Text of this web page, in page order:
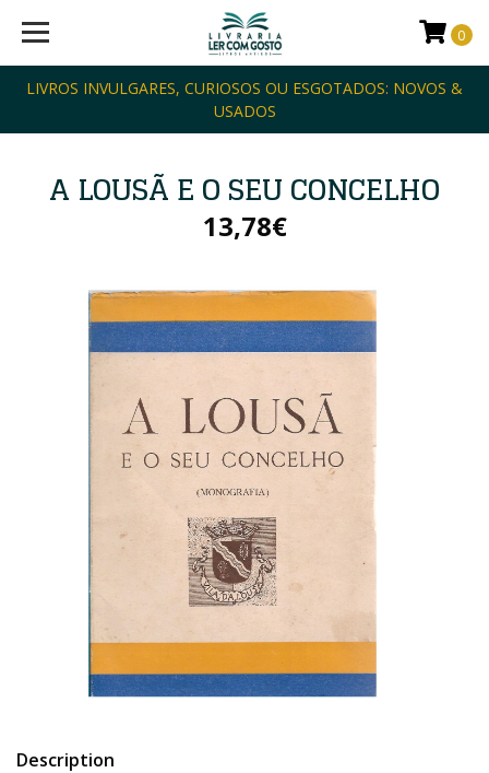
LIVROS INVULGARES, CURIOSOS OU ESGOTADOS: NOVOS &
USADOS
0
A LOUSÃ E O SEU CONCELHO
13,78€
Description